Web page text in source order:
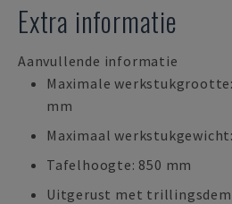
Extra informatie
Aanvullende informatie
Maximale werkstukgrootte:
mm
Maximaal
Tafelhoogte: 850 mm
Uitgerust met